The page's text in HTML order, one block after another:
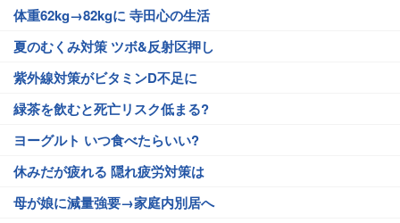
体重62kg→82kgに 寺田心の生活
夏のむくみ対策 ツボ&反射区押し
紫外線対策がビタミンD不足に
緑茶を飲むと死亡リスク低まる?
ヨーグルト いつ食べたらいい?
休みだが疲れる 隠れ疲労対策は
母が娘に減量強要→家庭内別居へ